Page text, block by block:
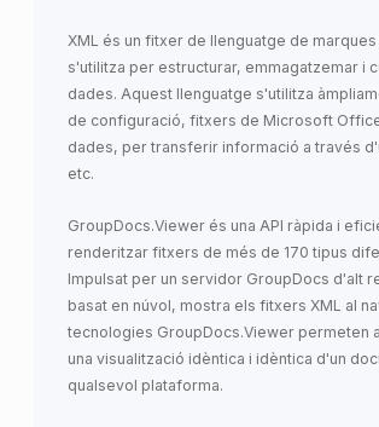
XML és un fitxer de llenguatge de
s'utilitza per estructurar, emmagatzemar i
dades. Aquest llenguatge s'utilitza
de configuració, fitxers de Microsoft
dades, per transferir informació a través
etc.
GroupDocs.Viewer és una API ràpida i
renderitzar fitxers de més de 170 tipus
Impulsat per un servidor GroupDocs d'alt
basat en núvol, mostra els fitxers XML al
tecnologies GroupDocs.Viewer permeten
una visualització idèntica i idèntica d'un
qualsevol plataforma.